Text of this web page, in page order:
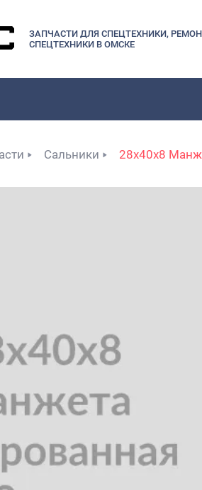
ЗАПЧАСТИ ДЛЯ СПЕЦТЕХНИКИ,
СПЕЦТЕХНИКИ В ОМСКЕ
Сальники 28x40x8